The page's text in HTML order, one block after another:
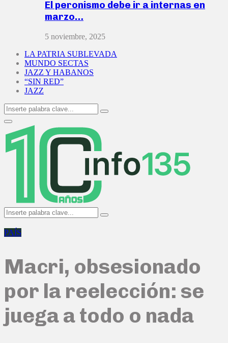
El peronismo debe ir a internas en
marzo…
5 noviembre, 2025
LA PATRIA SUBLEVADA
MUNDO SECTAS
JAZZ Y HABANOS
“SIN RED”
JAZZ
Search
for:
Search
Primary
Menu
Search
for:
Search
PAÍS
Macri, obsesionado
por la reelección: se
juega a todo o nada